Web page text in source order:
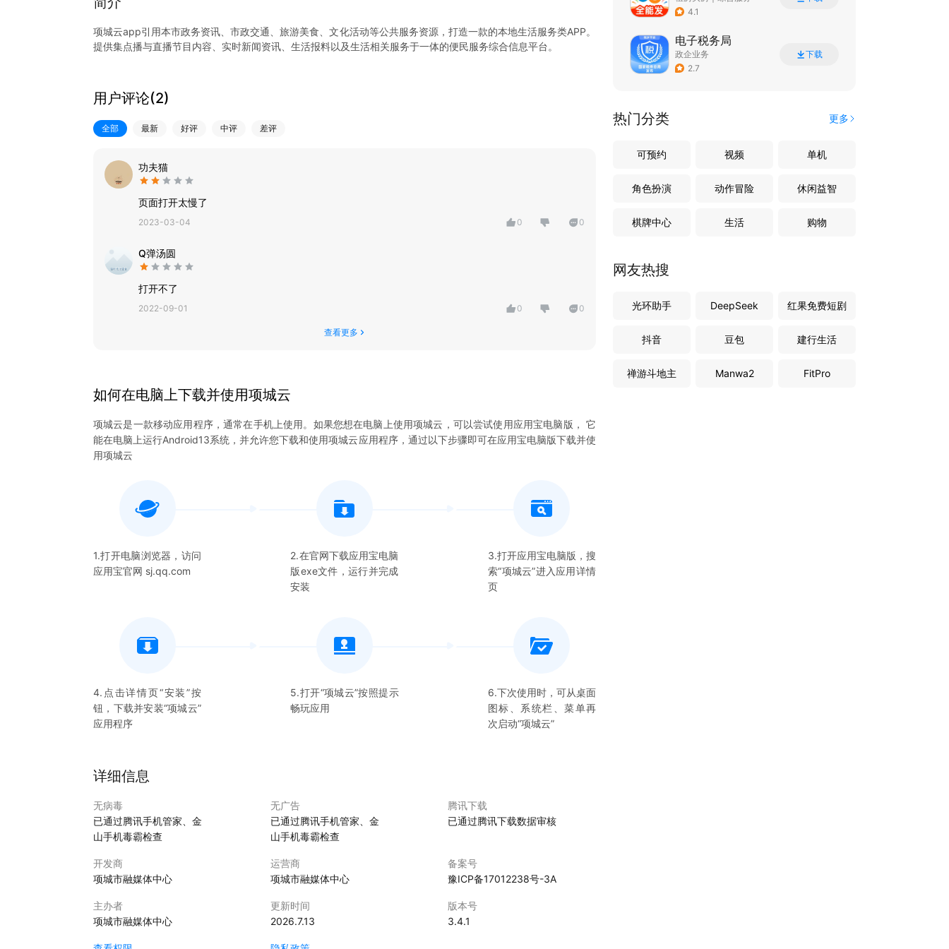
项城云app引用本市政务资讯、市政交通、旅游美食、文化活动等公共服务资源，打造一款的本地生活服务类APP。
提供集点播与直播节目内容、实时新闻资讯、生活报料以及生活相关服务于一体的便民服务综合信息平台。
用户评论(2)
全部 最新 好评 中评 差评
功夫猫
页面打开太慢了
2023-03-04 0 0
Q弹汤圆
打开不了
2022-09-01 0 0
查看更多
如何在电脑上下载并使用项城云
项城云是一款移动应用程序，通常在手机上使用。如果您想在电脑上使用项城云 ，可以尝试使用应用宝电脑版， 它
能在电脑上运行Android13系统，并允许您下载和使用项城云应用程序，通过以下步骤即可在应用宝电脑版下载并使
用项城云
1.打开电脑浏览器，访问
应用宝官网 sj.qq.com
2.在官网下载应用宝电脑
版exe文件，运行并完成
安装
3.打开应用宝电脑版，搜
索“项城云”进入应用详情
页
4.点击详情页“安装”按
钮，下载并安装“项城云”
应用程序
5.打开“项城云”按照提示
畅玩应用
6.下次使用时，可从桌面
图标、系统栏、菜单再
次启动“项城云”
详细信息
无病毒
已通过腾讯手机管家、金
山手机毒霸检查
无广告
已通过腾讯手机管家、金
山手机毒霸检查
腾讯下载
已通过腾讯下载数据审核
开发商
项城市融媒体中心
运营商
项城市融媒体中心
备案号
豫ICP备17012238号-3A
主办者
项城市融媒体中心
更新时间
2026.7.13
版本号
3.4.1
4.1
电子税务局
政企业务
2.7
下载
热门分类 更多
可预约 视频 单机
角色扮演 动作冒险 休闲益智
棋牌中心 生活 购物
网友热搜
光环助手 DeepSeek 红果免费短剧
抖音 豆包 建行生活
禅游斗地主 Manwa2 FitPro